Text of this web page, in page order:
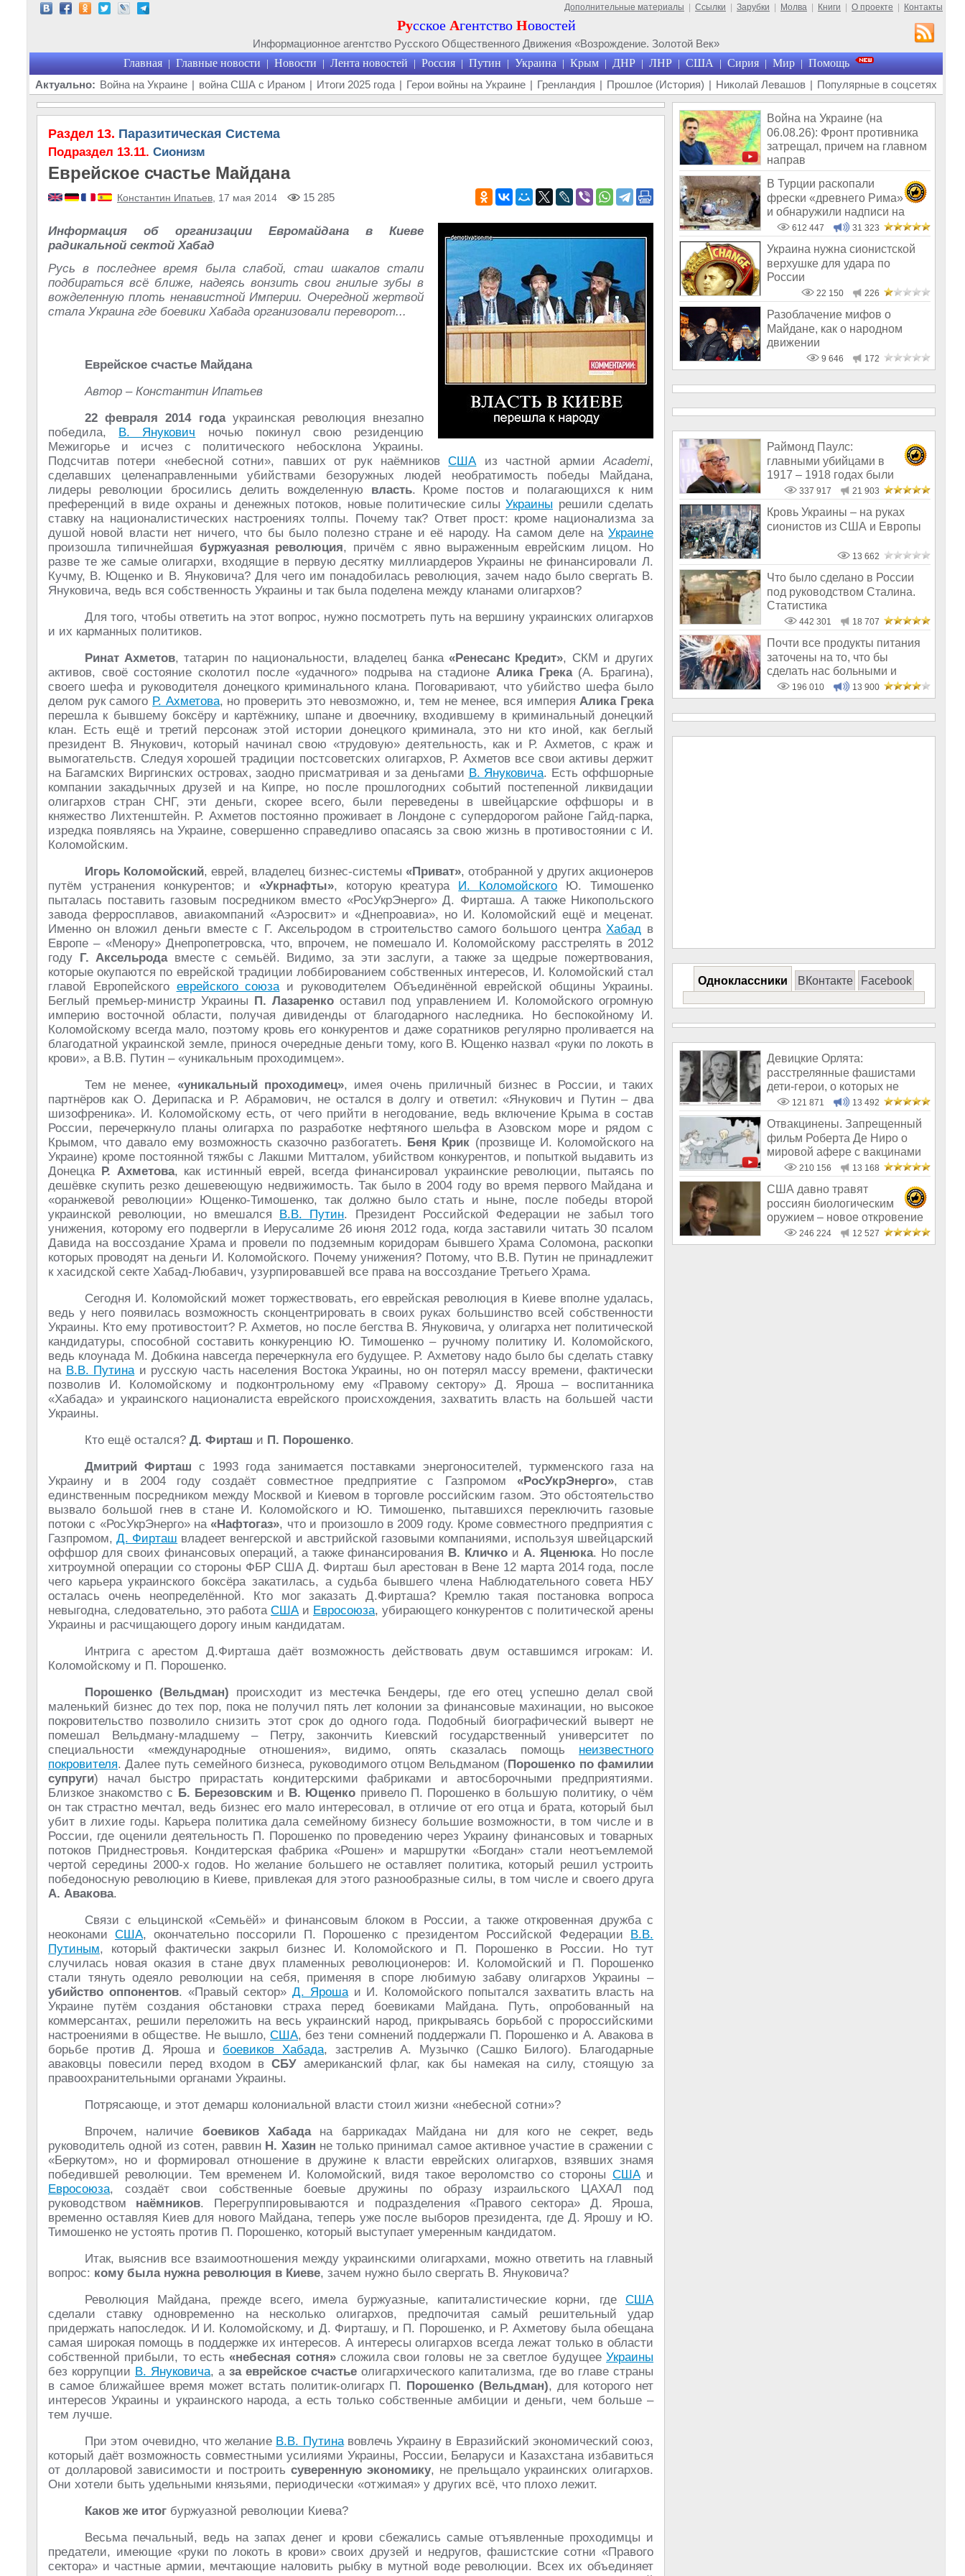
Дополнительные материалы Ссылки Зарубки Молва Книги О проекте Контакты
Русское Агентство Новостей
Информационное агентство Русского Общественного Движения «Возрождение. Золотой Век»
Главная | Главные новости | Новости | Лента новостей | Россия | Путин | Украина | Крым | ДНР | ЛНР | США | Сирия | Мир | Помощь
Актуально: Война на Украине | война США с Ираном | Итоги 2025 года | Герои войны на Украине | Гренландия | Прошлое (История) | Николай Левашов | Популярные в соцсетях
Раздел 13. Паразитическая Система
Подраздел 13.11. Сионизм
Еврейское счастье Майдана
Константин Ипатьев , 17 мая 2014 15 285
Информация об организации Евромайдана в Киеве
радикальной сектой Хабад
Русь в последнее время была слабой, стаи шакалов стали
подбираться всё ближе, надеясь вонзить свои гнилые зубы в
вожделенную плоть ненавистной Империи. Очередной жертвой
стала Украина где боевики Хабада организовали переворот...
Еврейское счастье Майдана
Автор – Константин Ипатьев
22 февраля 2014 годаукраинская революция внезапно
победила, В. Янукович ночью покинул свою резиденцию
Межигорье и исчез с политического небосклона Украины.
Подсчитав потери «небесной сотни», павших от рук наёмниковСШАиз частной армииAcademi,
сделавших целенаправленными убийствами безоружных людей необратимость победы Майдана,
лидеры революции бросились делить вожделенную власть. Кроме постов и полагающихся к ним
преференций в виде охраны и денежных потоков, новые политические силы Украины решили сделать
ставку на националистических настроениях толпы. Почему так? Ответ прост: кроме национализма за
душой новой власти нет ничего, что бы было полезно стране и её народу. На самом деле на Украине
произошла типичнейшая буржуазная революция, причём с явно выраженным еврейским лицом. Но
разве те же самые олигархи, входящие в первую десятку миллиардеров Украины не финансировали Л.
Кучму, В. Ющенко и В. Януковича? Для чего им понадобилась революция, зачем надо было свергать В.
Януковича, ведь вся собственность Украины и так была поделена между кланами олигархов?
Для того, чтобы ответить на этот вопрос, нужно посмотреть путь на вершину украинских олигархов
и их карманных политиков.
Ринат Ахметов, татарин по национальности, владелец банка«Ренесанс Кредит», СКМ и других
активов, своё состояние сколотил после «удачного» подрыва на стадионе Алика Грека(А. Брагина),
своего шефа и руководителя донецкого криминального клана. Поговаривают, что убийство шефа было
делом рук самого Р. Ахметова, но проверить это невозможно, и, тем не менее, вся империяАлика Грека
перешла к бывшему боксёру и картёжнику, шпане и двоечнику, входившему в криминальный донецкий
клан. Есть ещё и третий персонаж этой истории донецкого криминала, это ни кто иной, как беглый
президент В. Янукович, который начинал свою «трудовую» деятельность, как и Р. Ахметов, с краж и
вымогательств. Следуя хорошей традиции постсоветских олигархов, Р. Ахметов все свои активы держит
на Багамских Виргинских островах, заодно присматривая и за деньгами В. Януковича. Есть оффшорные
компании закадычных друзей и на Кипре, но после прошлогодних событий постепенной ликвидации
олигархов стран СНГ, эти деньги, скорее всего, были переведены в швейцарские оффшоры и в
княжество Лихтенштейн. Р. Ахметов постоянно проживает в Лондоне с супердорогом районе Гайд-парка,
изредка появляясь на Украине, совершенно справедливо опасаясь за свою жизнь в противостоянии с И.
Коломойским.
Игорь Коломойский, еврей, владелец бизнес-системы «Приват», отобранной у других акционеров
путём устранения конкурентов; и «Укрнафты», которую креатура И. Коломойского Ю. Тимошенко
пыталась поставить газовым посредником вместо «РосУкрЭнерго» Д. Фирташа. А также Никопольского
завода ферросплавов, авиакомпаний «Аэросвит» и «Днепроавиа», но И. Коломойский ещё и меценат.
Именно он вложил деньги вместе с Г. Аксельродом в строительство самого большого центраХабад в
Европе – «Менору» Днепропетровска, что, впрочем, не помешало И. Коломойскому расстрелять в 2012
году Г. Аксельродавместе с семьёй. Видимо, за эти заслуги, а также за щедрые пожертвования,
которые окупаются по еврейской традиции лоббированием собственных интересов, И. Коломойский стал
главой Европейского еврейского союзаи руководителем Объединённой еврейской общины Украины.
Беглый премьер-министр Украины П. Лазаренкооставил под управлением И. Коломойского огромную
империю восточной области, получая дивиденды от благодарного наследника. Но беспокойному И.
Коломойскому всегда мало, поэтому кровь его конкурентов и даже соратников регулярно проливается на
благодатной украинской земле, принося очередные деньги тому, кого В. Ющенко назвал «руки по локоть в
крови», а В.В. Путин – «уникальным проходимцем».
Тем не менее, «уникальный проходимец», имея очень приличный бизнес в России, и таких
партнёров как О. Дерипаска и Р. Абрамович, не остался в долгу и ответил: «Янукович и Путин – два
шизофреника». И. Коломойскому есть, от чего прийти в негодование, ведь включение Крыма в состав
России, перечеркнуло планы олигарха по разработке нефтяного шельфа в Азовском море и рядом с
Крымом, что давало ему возможность сказочно разбогатеть. Беня Крик (прозвище И. Коломойского на
Украине) кроме постоянной тяжбы с Лакшми Митталом, убийством конкурентов, и попыткой выдавить из
Донецка Р. Ахметова, как истинный еврей, всегда финансировал украинские революции, пытаясь по
дешёвке скупить резко дешевеющую недвижимость. Так было в 2004 году во время первого Майдана и
«оранжевой революции» Ющенко-Тимошенко, так должно было стать и ныне, после победы второй
украинской революции, но вмешался В.В. Путин. Президент Российской Федерации не забыл того
унижения, которому его подвергли в Иерусалиме 26 июня 2012 года, когда заставили читать 30 псалом
Давида на воссоздание Храма и провели по подземным коридорам бывшего Храма Соломона, раскопки
которых проводят на деньги И. Коломойского. Почему унижения? Потому, что В.В. Путин не принадлежит
к хасидской секте Хабад-Любавич, узурпировавшей все права на воссоздание Третьего Храма.
Сегодня И. Коломойский может торжествовать, его еврейская революция в Киеве вполне удалась,
ведь у него появилась возможность сконцентрировать в своих руках большинство всей собственности
Украины. Кто ему противостоит? Р. Ахметов, но после бегства В. Януковича, у олигарха нет политической
кандидатуры, способной составить конкуренцию Ю. Тимошенко – ручному политику И. Коломойского,
ведь клоунада М. Добкина навсегда перечеркнула его будущее. Р. Ахметову надо было бы сделать ставку
на В.В. Путинаи русскую часть населения Востока Украины, но он потерял массу времени, фактически
позволив И. Коломойскому и подконтрольному ему «Правому сектору» Д. Яроша – воспитанника
«Хабада» и украинского националиста еврейского происхождения, захватить власть на большей части
Украины.
Кто ещё остался? Д. Фирташ и П. Порошенко.
Дмитрий Фирташ с 1993 года занимается поставками энергоносителей, туркменского газа на
Украину и в 2004 году создаёт совместное предприятие с Газпромом «РосУкрЭнерго», став
единственным посредником между Москвой и Киевом в торговле российским газом. Это обстоятельство
вызвало большой гнев в стане И. Коломойского и Ю. Тимошенко, пытавшихся переключить газовые
потоки с «РосУкрЭнерго» на«Нафтогаз», что и произошло в 2009 году. Кроме совместного предприятия с
Газпромом,Д. Фирташ владеет венгерской и австрийской газовыми компаниями, используя швейцарский
оффшор для своих финансовых операций, а также финансирования В. Кличко иА. Яценюка. Но после
хитроумной операции со стороны ФБР США Д. Фирташ был арестован в Вене 12 марта 2014 года, после
чего карьера украинского боксёра закатилась, а судьба бывшего члена Наблюдательного совета НБУ
осталась очень неопределённой. Кто мог заказать Д.Фирташа? Кремлю такая постановка вопроса
невыгодна, следовательно, это работа СШАи Евросоюза, убирающего конкурентов с политической арены
Украины и расчищающего дорогу иным кандидатам.
Интрига с арестом Д.Фирташа даёт возможность действовать двум оставшимся игрокам: И.
Коломойскому и П. Порошенко.
Порошенко (Вельдман) происходит из местечка Бендеры, где его отец успешно делал свой
маленький бизнес до тех пор, пока не получил пять лет колонии за финансовые махинации, но высокое
покровительство позволило снизить этот срок до одного года. Подобный биографический выверт не
помешал Вельдману-младшему – Петру, закончить Киевский государственный университет по
специальности «международные отношения», видимо, опять сказалась помощь неизвестного
покровителя. Далее путь семейного бизнеса, руководимого отцом Вельдманом (Порошенко по фамилии
супруги) начал быстро прирастать кондитерскими фабриками и автосборочными предприятиями.
Близкое знакомство с Б. Березовским и В. Ющенко привело П. Порошенко в большую политику, о чём
он так страстно мечтал, ведь бизнес его мало интересовал, в отличие от его отца и брата, который был
убит в лихие годы. Карьера политика дала семейному бизнесу большие возможности, в том числе и в
России, где оценили деятельность П. Порошенко по проведению через Украину финансовых и товарных
потоков Приднестровья. Кондитерская фабрика «Рошен» и маршрутки «Богдан» стали неотъемлемой
чертой середины 2000-х годов. Но желание большего не оставляет политика, который решил устроить
победоносную революцию в Киеве, привлекая для этого разнообразные силы, в том числе и своего друга
А. Авакова.
Связи с ельцинской «Семьёй» и финансовым блоком в России, а также откровенная дружба с
неоконами США, окончательно поссорили П. Порошенко с президентом Российской Федерации В.В.
Путиным, который фактически закрыл бизнес И. Коломойского и П. Порошенко в России. Но тут
случилась новая оказия в стане двух пламенных революционеров: И. Коломойский и П. Порошенко
стали тянуть одеяло революции на себя, применяя в споре любимую забаву олигархов Украины –
убийство оппонентов. «Правый сектор» Д. Ярошаи И. Коломойского попытался захватить власть на
Украине путём создания обстановки страха перед боевиками Майдана. Путь, опробованный на
коммерсантах, решили переложить на весь украинский народ, прикрываясь борьбой с пророссийскими
настроениями в обществе. Не вышло, США, без тени сомнений поддержали П. Порошенко и А. Авакова в
борьбе против Д. Яроша и боевиков Хабада, застрелив А. Музычко (Сашко Билого). Благодарные
аваковцы повесили перед входом вСБУ американский флаг, как бы намекая на силу, стоящую за
правоохранительными органами Украины.
Потрясающе, и этот демарш колониальной власти стоил жизни «небесной сотни»?
Впрочем, наличие боевиков Хабадана баррикадах Майдана ни для кого не секрет, ведь
руководитель одной из сотен, раввин Н. Хазин не только принимал самое активное участие в сражении с
«Беркутом», но и формировал отношение в дружине к власти еврейских олигархов, взявших знамя
победившей революции. Тем временем И. Коломойский, видя такое вероломство со стороны СШАи
Евросоюза, создаёт свои собственные боевые дружины по образу израильского ЦАХАЛ под
руководством наёмников. Перегруппировываются и подразделения «Правого сектора» Д. Яроша,
временно оставляя Киев для нового Майдана, теперь уже после выборов президента, где Д. Ярошу и Ю.
Тимошенко не устоять против П. Порошенко, который выступает умеренным кандидатом.
Итак, выяснив все взаимоотношения между украинскими олигархами, можно ответить на главный
вопрос: кому была нужна революция в Киеве, зачем нужно было свергать В. Януковича?
Революция Майдана, прежде всего, имела буржуазные, капиталистические корни, где США
сделали ставку одновременно на несколько олигархов, предпочитая самый решительный удар
придержать напоследок. И И. Коломойскому, и Д. Фирташу, и П. Порошенко, и Р. Ахметову была обещана
самая широкая помощь в поддержке их интересов. А интересы олигархов всегда лежат только в области
собственной прибыли, то есть«небесная сотня»сложила свои головы не за светлое будущееУкраины
без коррупции В. Януковича, а за еврейское счастье олигархического капитализма, где во главе страны
в самое ближайшее время может встать политик-олигарх П. Порошенко (Вельдман), для которого нет
интересов Украины и украинского народа, а есть только собственные амбиции и деньги, чем больше –
тем лучше.
При этом очевидно, что желание В.В. Путинавовлечь Украину в Евразийский экономический союз,
который даёт возможность совместными усилиями Украины, России, Беларуси и Казахстана избавиться
от долларовой зависимости и построить суверенную экономику, не прельщало украинских олигархов.
Они хотели быть удельными князьями, периодически «отжимая» у других всё, что плохо лежит.
Каков же итог буржуазной революции Киева?
Весьма печальный, ведь на запах денег и крови сбежались самые отъявленные проходимцы и
предатели, имеющие «руки по локоть в крови» своих друзей и недругов, фашистские сотни «Правого
сектора» и частные армии, мечтающие наловить рыбку в мутной воде революции. Всех их объединяет
Война на Украине (на
06.08.26): Фронт противника
затрещал, причем на главном
направ
В Турции раскопали
фрески «древнего Рима»
и обнаружили надписи на
Русском!
612 447 31 323
Украина нужна сионистской
верхушке для удара по
России
22 150 226
Разоблачение мифов о
Майдане, как о народном
движении
9 646 172
Раймонд Паулс:
главными убийцами в
1917 – 1918 годах были
латыши и евреи, а не русс
337 917 21 903
Кровь Украины – на руках
сионистов из США и Европы
13 662
Что было сделано в России
под руководством Сталина.
Статистика
442 301 18 707
Почти все продукты питания
заточены на то, что бы
сделать нас больными и
бесплодным
196 010 13 900
Одноклассники ВКонтакте Facebook
Девицкие Орлята:
расстрелянные фашистами
дети-герои, о которых не
рассказывают в шк
121 871 13 492
Отвакцинены. Запрещенный
фильм Роберта Де Ниро о
мировой афере с вакцинами
210 156 13 168
США давно травят
россиян биологическим
оружием – новое откровение
Эдварда Сноудена
246 224 12 527